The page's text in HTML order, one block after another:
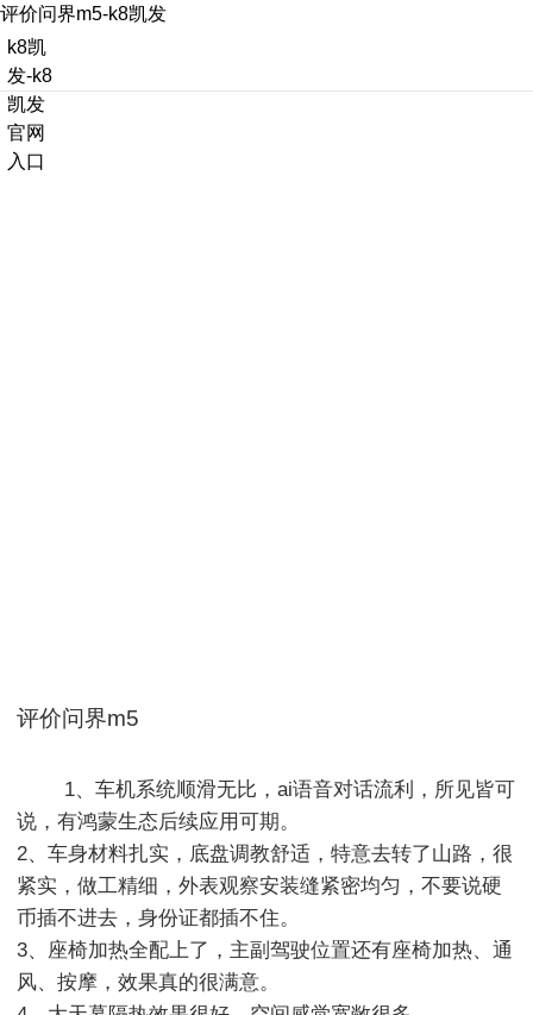
评价问界m5-k8凯发
k8凯
发-k8
凯发
官网
入口
评价问界m5
说，有鸿蒙生态后续应用可期。
2、车身材料扎实，底盘调教舒适，特意去转了山路，很
紧实，做工精细，外表观察安装缝紧密均匀，不要说硬
币插不进去，身份证都插不住。
3、座椅加热全配上了，主副驾驶位置还有座椅加热、通
风、按摩，效果真的很满意。